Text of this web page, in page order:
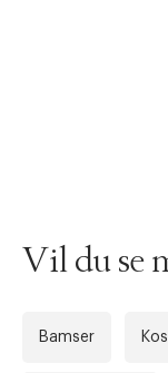
Vil du se
Bamser